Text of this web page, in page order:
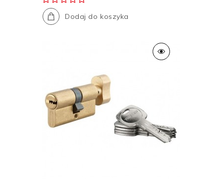
Dodaj do koszyka